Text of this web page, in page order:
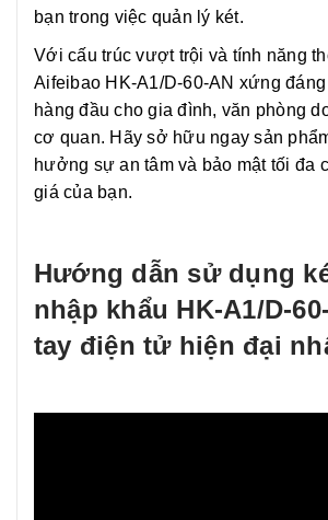
bạn trong việc quản lý két.
Với cấu trúc vượt trội và tính năng
Aifeibao HK-A1/D-60-AN xứng
hàng đầu cho gia đình, văn phòng
cơ quan. Hãy sở hữu ngay sản
hưởng sự an tâm và bảo mật tối đa
giá của bạn.
Hướng dẫn sử dụng
nhập khẩu HK-A1/D-
tay điện tử hiện đại